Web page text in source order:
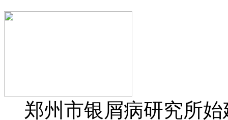
郑州市银屑病研究所